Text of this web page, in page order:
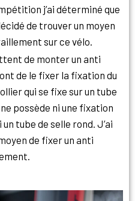
j’ai déterminé que
de trouver un moyen
sur ce vélo.
de monter un anti
de le fixer la fixation du
qui se fixe sur un tube
possède ni une fixation
tube de selle rond. J’ai
de fixer un anti